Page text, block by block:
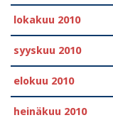
lokakuu 2010
syyskuu 2010
elokuu 2010
heinäkuu 2010